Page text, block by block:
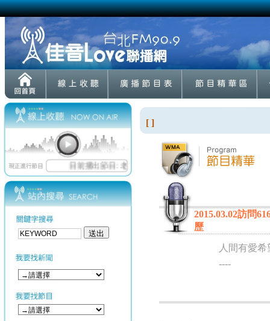
[ ]
2015.03.02訪問
歷
人間有愛希
----